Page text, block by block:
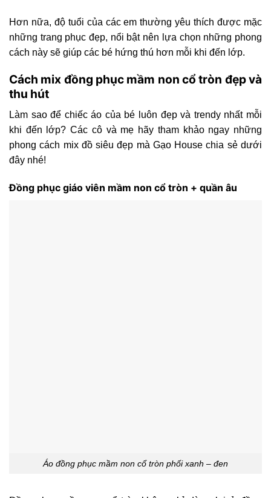
Hơn nữa, độ tuổi của các em thường yêu thích được mặc
những trang phục đẹp, nổi bật nên lựa chọn những phong
cách này sẽ giúp các bé hứng thú hơn mỗi khi đến lớp.
Cách mix đồng phục mầm non cổ tròn đẹp và
thu hút
Làm sao để chiếc áo của bé luôn đẹp và trendy nhất mỗi
khi đến lớp? Các cô và mẹ hãy tham khảo ngay những
phong cách mix đồ siêu đẹp mà Gạo House chia sẻ dưới
đây nhé!
Đồng phục giáo viên mầm non cổ tròn + quần âu
Áo đồng phục mầm non cổ tròn phối xanh – đen